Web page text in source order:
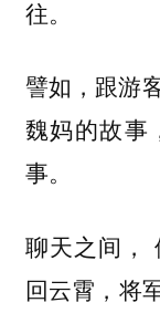
往。
譬如，跟游
魏妈的故事
事。
聊天之间，
回云霄，将